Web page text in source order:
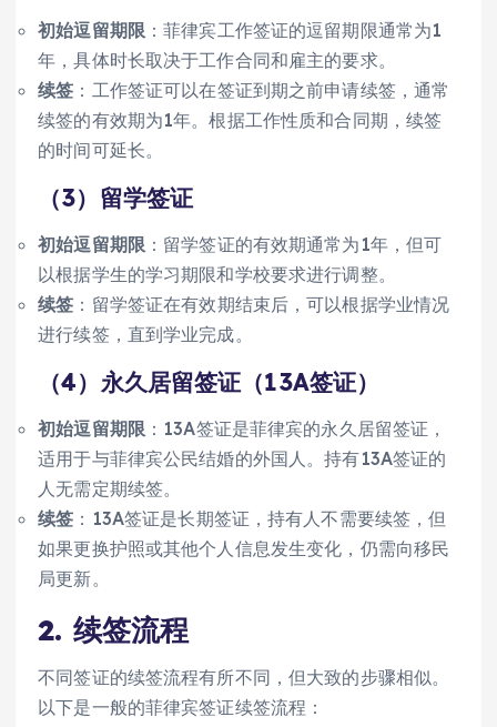
初始逗留期限：菲律宾工作签证的逗留期限通常为1
年，具体时长取决于工作合同和雇主的要求。
续签 ：工作签证可以在签证到期之前申请续签，通常
续签的有效期为1年。根据工作性质和合同期，续签
的时间可延长。
（3）留学签证
初始逗留期限：留学签证的有效期通常为1年，但可
以根据学生的学习期限和学校要求进行调整。
续签 ：留学签证在有效期结束后，可以根据学业情况
进行续签，直到学业完成。
（4）永久居留签证（13A签证）
初始逗留期限：13A签证是菲律宾的永久居留签证，
适用于与菲律宾公民结婚的外国人。持有13A签证的
人无需定期续签。
续签 ：13A签证是长期签证，持有人不需要续签，但
如果更换护照或其他个人信息发生变化，仍需向移民
局更新。
2. 续签流程
不同签证的续签流程有所不同，但大致的步骤相似。
以下是一般的菲律宾签证续签流程：